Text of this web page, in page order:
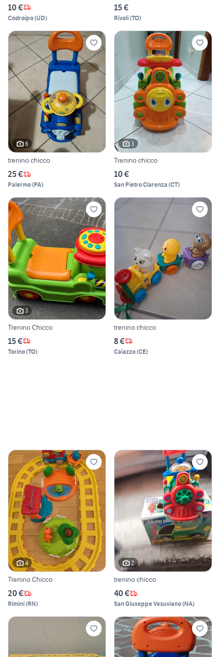
10 €
Codroipo(UD)
15 €
Rivoli(TO)
6
trenino chicco
25 €
Palermo(PA)
3
Trenino chicco
10 €
San Pietro Clarenza (CT)
3
Trenino Chicco
15 €
Torino(TO)
trenino chicco
8 €
Caiazzo(CE)
4
Trenino Chicco
20 €
Rimini(RN)
2
trenino chicco
40 €
San Giuseppe Vesuviano(NA)